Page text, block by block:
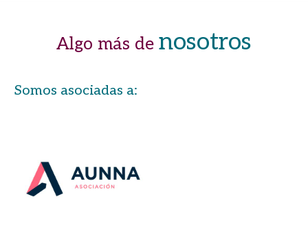
Algo más de nosotros
Somos asociadas a: